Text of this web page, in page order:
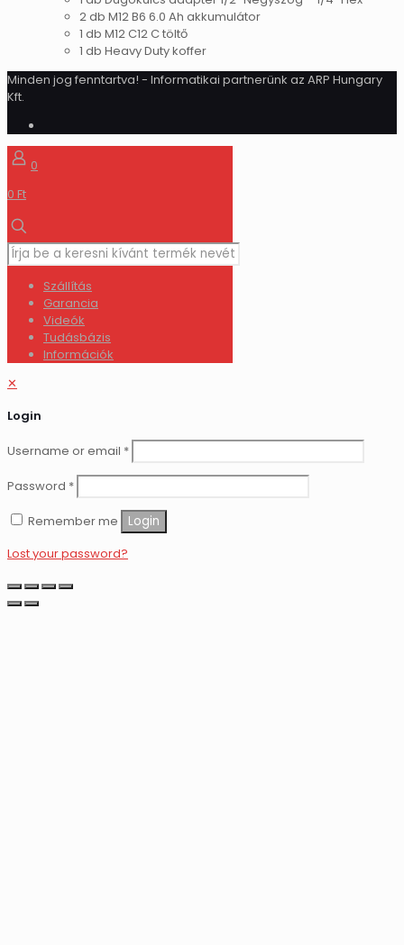
2 db M12 B6 6.0 Ah akkumulátor
1 db M12 C12 C töltő
1 db Heavy Duty koffer
Minden jog fenntartva! - Informatikai partnerünk az ARP Hungary
Kft.
0
0 Ft
Szállítás
Garancia
Videók
Tudásbázis
Információk
✕
Login
Username or email *
Password *
Remember me
Login
Lost your password?